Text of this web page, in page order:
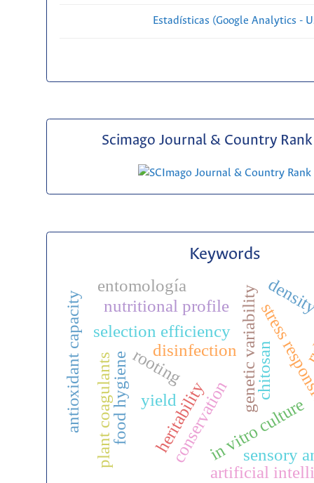
Estadísticas (Google Analytics -
Scimago Journal & Country Rank
Keywords
genetic variability
heritability
selection efficiency stress
yieldconservation
disinfection
in vitro culture
rooting
food hygiene
nutritional profile
entomología
plant coagulants chitosan
artificial
antioxidant capacity
sensory